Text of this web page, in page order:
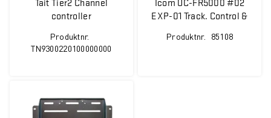
controller
Produktnr.
TN9300220100000000
EXP-01 Track. Control &
Produktnr. 85108